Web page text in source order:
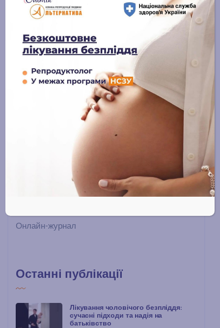
Категорії
ДРТ
Ведення вагітності
Естетична гінекологія
Онлайн-журнал
Останні публікації
Лікування чоловічого безпліддя:
сучасні підходи та надія на
батьківство